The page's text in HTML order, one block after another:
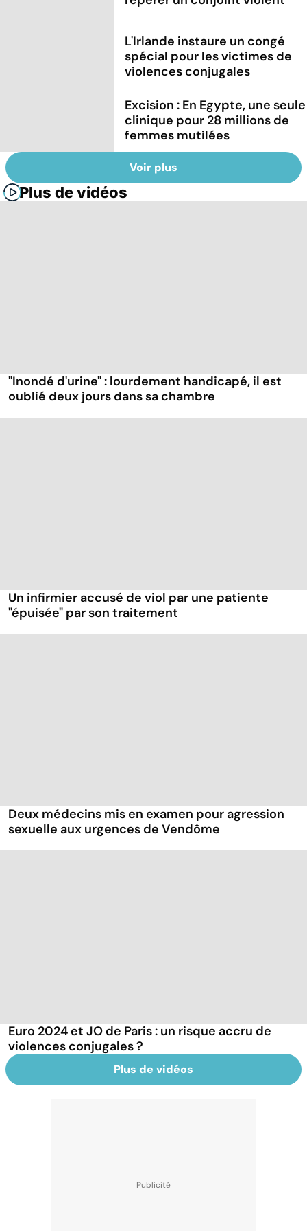
L'Irlande instaure un congé
spécial pour les victimes de
violences conjugales
Excision : En Egypte, une seule
clinique pour 28 millions de
femmes mutilées
Voir plus
Plus de vidéos
"Inondé d'urine" : lourdement handicapé, il est
oublié deux jours dans sa chambre
Un infirmier accusé de viol par une patiente
"épuisée" par son traitement
Deux médecins mis en examen pour agression
sexuelle aux urgences de Vendôme
Euro 2024 et JO de Paris : un risque accru de
violences conjugales ?
Plus de vidéos